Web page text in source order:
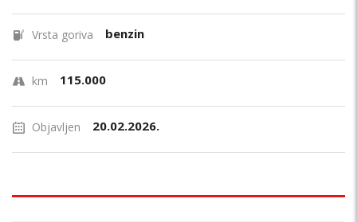
Vrsta goriva benzin
km 115.000
Objavljen 20.02.2026.